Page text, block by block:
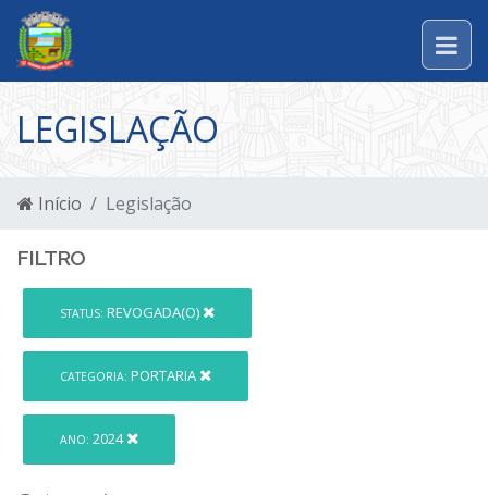
LEGISLAÇÃO
Início Legislação
FILTRO
STATUS: REVOGADA(O)
CATEGORIA: PORTARIA
ANO: 2024